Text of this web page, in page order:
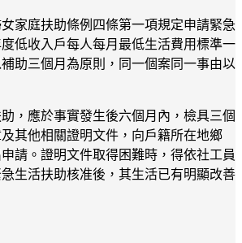
家庭扶助條例四條第一項規定申請緊急
低收入戶每人每月最低生活費用標準一
助三個月為原則，同一個案同一事由以
，應於事實發生後六個月內，檢具三個
其他相關證明文件，向戶籍所在地鄉
申請。證明文件取得困難時，得依社工員
生活扶助核准後，其生活已有明顯改善